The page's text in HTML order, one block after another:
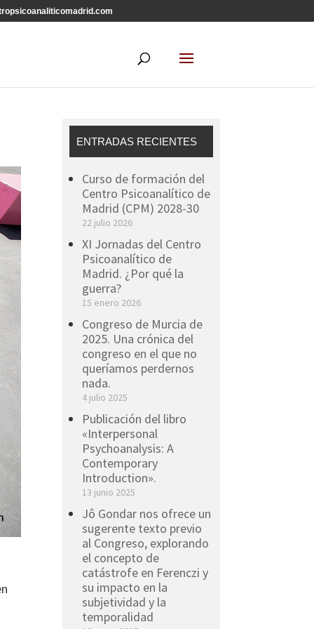
ENTRADAS RECIENTES
Curso de formación del
Centro Psicoanalítico de
Madrid (CPM) 2028-30
22 julio 2026
XI Jornadas del Centro
Psicoanalítico de
Madrid. ¿Por qué la
guerra?
15 enero 2026
Congreso de Murcia de
2025. Una crónica del
congreso en el que no
queríamos perdernos
nada.
4 julio 2025
Publicación del libro
«Interpersonal
Psychoanalysis: A
Contemporary
Introduction».
13 junio 2025
Jô Gondar nos ofrece un
sugerente texto previo
al Congreso, explorando
el concepto de
catástrofe en Ferenczi y
su impacto en la
subjetividad y la
temporalidad